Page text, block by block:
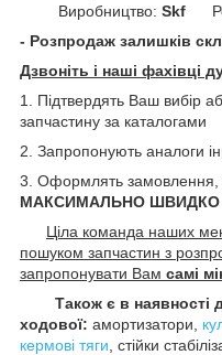
Виробництво: Skf
- Розпродаж залишків
Дзвоніть і наші фахівці
1. Підтвердять Ваш вибір
запчастину за каталогами
2. Запропонують аналоги
3. Оформлять замовлення,
МАКСИМАЛЬНО ШВИДКО
Ціла команда наших
пошуком запчастин з
запропонувати Вам самі
Також є в наявності
ходової: амортизатори,
кермові тяги , стійки